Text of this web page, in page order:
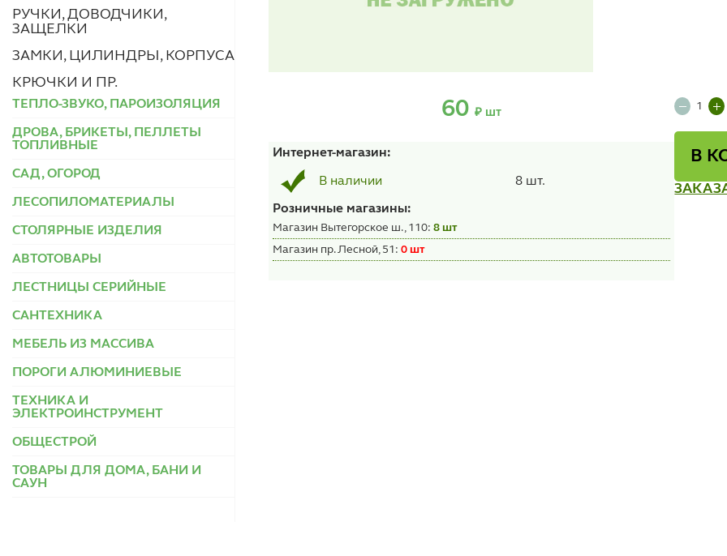
РУЧКИ, ДОВОДЧИКИ,
ЗАЩЕЛКИ
ЗАМКИ, ЦИЛИНДРЫ, КОРПУСА
КРЮЧКИ И ПР.
ТЕПЛО-ЗВУКО, ПАРОИЗОЛЯЦИЯ
ДРОВА, БРИКЕТЫ, ПЕЛЛЕТЫ
ТОПЛИВНЫЕ
САД, ОГОРОД
ЛЕСОПИЛОМАТЕРИАЛЫ
СТОЛЯРНЫЕ ИЗДЕЛИЯ
АВТОТОВАРЫ
ЛЕСТНИЦЫ СЕРИЙНЫЕ
САНТЕХНИКА
МЕБЕЛЬ ИЗ МАССИВА
ПОРОГИ АЛЮМИНИЕВЫЕ
ТЕХНИКА И
ЭЛЕКТРОИНСТРУМЕНТ
ОБЩЕСТРОЙ
ТОВАРЫ ДЛЯ ДОМА, БАНИ И
САУН
60₽ шт
Интернет-магазин:
В наличии 8 шт.
Розничные магазины:
Магазин Вытегорское ш., 110:8 шт
Магазин пр. Лесной, 51:0 шт
В